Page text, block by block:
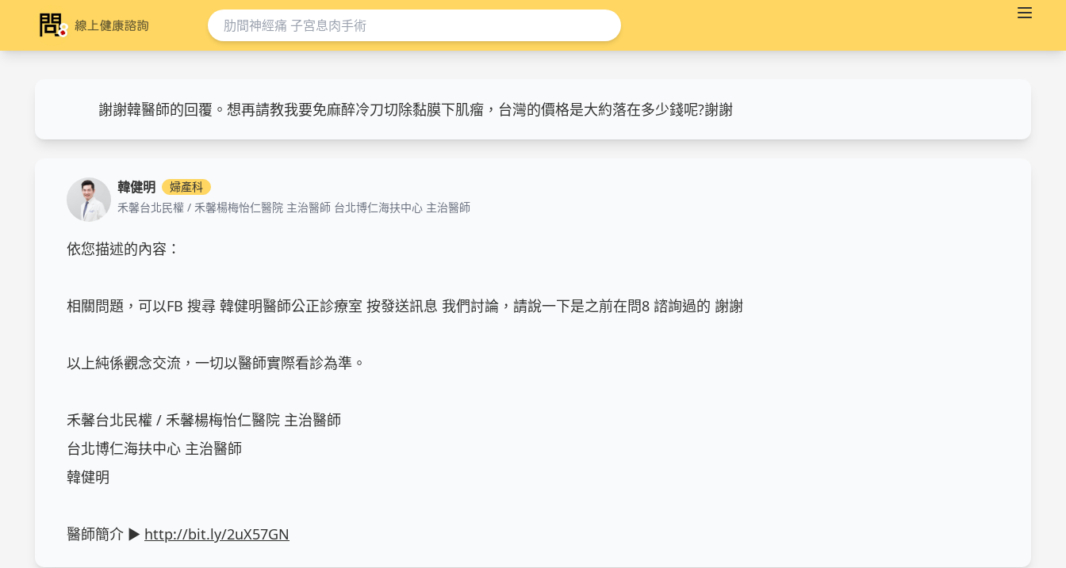
謝謝韓醫師的回覆。想再請教我要免麻醉冷刀切除黏膜下肌瘤，台灣的價格是大約落在多少錢呢?謝謝
韓健明
婦產科
禾馨台北民權 / 禾馨楊梅怡仁醫院 主治醫師 台北博仁海扶中心 主治醫師
依您描述的內容：
相關問題，可以FB 搜尋 韓健明醫師公正診療室 按發送訊息 我們討論，請說一下是之前在問8 諮詢過的 謝謝
以上純係觀念交流，一切以醫師實際看診為準。
禾馨台北民權 / 禾馨楊梅怡仁醫院 主治醫師
台北博仁海扶中心 主治醫師
韓健明
醫師簡介 ► http://bit.ly/2uX57GN